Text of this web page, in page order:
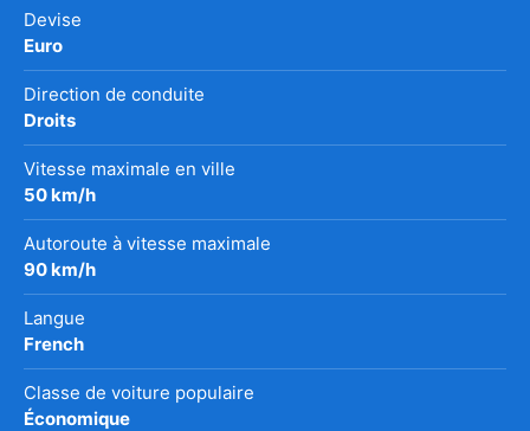
Devise
Euro
Direction de conduite
Droits
Vitesse maximale en ville
50 km/h
Autoroute à vitesse maximale
90 km/h
Langue
French
Classe de voiture populaire
Économique